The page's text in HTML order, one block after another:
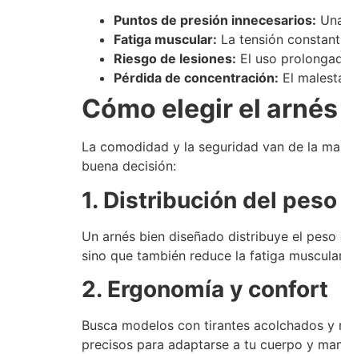
Puntos de presión innecesarios:
Fatiga muscular: La tensión
Riesgo de lesiones: El uso
Pérdida de concentración: El
Cómo elegir el
La comodidad y la seguridad van de la
buena decisión:
1. Distribución del peso
Un arnés bien diseñado distribuye el
sino que también reduce la fatiga
2. Ergonomía y confort
Busca modelos con tirantes acolchados
precisos para adaptarse a tu cuerpo y